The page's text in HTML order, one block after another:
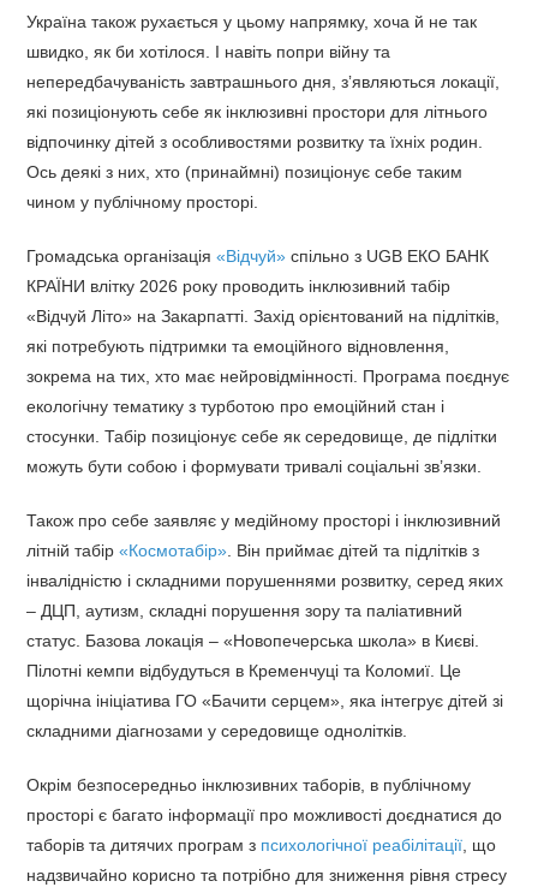
Україна також рухається у цьому напрямку, хоча й не так
швидко, як би хотілося. І навіть попри війну та
непередбачуваність завтрашнього дня, зʼявляються локації,
які позиціонують себе як інклюзивні простори для літнього
відпочинку дітей з особливостями розвитку та їхніх родин.
Ось деякі з них, хто (принаймні) позиціонує себе таким
чином у публічному просторі.
Громадська організація«Відчуй» спільно з UGB ЕКО БАНК
КРАЇНИ влітку 2026 року проводить інклюзивний табір
«Відчуй Літо» на Закарпатті. Захід орієнтований на підлітків,
які потребують підтримки та емоційного відновлення,
зокрема на тих, хто має нейровідмінності. Програма поєднує
екологічну тематику з турботою про емоційний стан і
стосунки. Табір позиціонує себе як середовище, де підлітки
можуть бути собою і формувати тривалі соціальні зв’язки.
Також про себе заявляє у медійному просторі і інклюзивний
літній табір«Космотабір» . Він приймає дітей та підлітків з
інвалідністю і складними порушеннями розвитку, серед яких
– ДЦП, аутизм, складні порушення зору та паліативний
статус. Базова локація – «Новопечерська школа» в Києві.
Пілотні кемпи відбудуться в Кременчуці та Коломиї. Це
щорічна ініціатива ГО «Бачити серцем», яка інтегрує дітей зі
складними діагнозами у середовище однолітків.
Окрім безпосередньо інклюзивних таборів, в публічному
просторі є багато інформації про можливості доєднатися до
таборів та дитячих програм з психологічної реабілітації , що
надзвичайно корисно та потрібно для зниження рівня стресу